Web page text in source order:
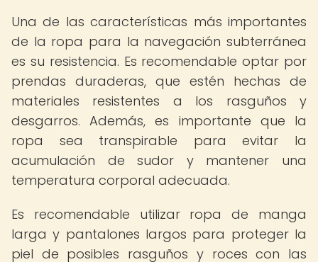
Una de las características más importantes
de la ropa para la navegación subterránea
es su resistencia. Es recomendable optar por
prendas duraderas, que estén hechas de
materiales resistentes a los rasguños y
desgarros. Además, es importante que la
ropa sea transpirable para evitar la
acumulación de sudor y mantener una
temperatura corporal adecuada.
Es recomendable utilizar ropa de manga
larga y pantalones largos para proteger la
piel de posibles rasguños y roces con las